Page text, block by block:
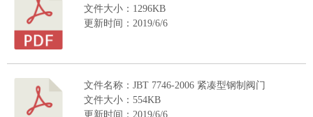
文件大小：1296KB
更新时间：2019/6/6
文件名称：JBT 7746-2006 紧凑型钢制阀门
文件大小：554KB
更新时间：2019/6/6